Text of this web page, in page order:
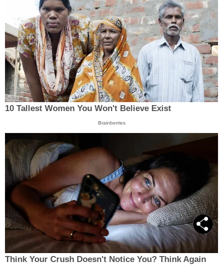
10 Tallest Women You Won't Believe Exist
Brainberries
Think Your Crush Doesn't Notice You? Think Again